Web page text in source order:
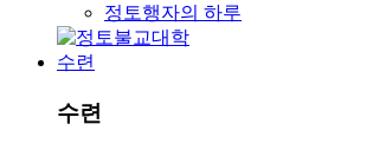
정토행자의 하루
수련
수련